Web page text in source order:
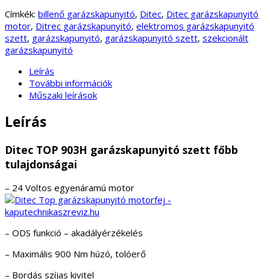
Címkék: billenő garázskapunyitó, Ditec, Ditec garázskapunyitó
motor, Ditrec garázskapunyitó, elektromos garázskapunyitó
szett, garázskapunyitó, garázskapunyitó szett, szekcionált
garázskapunyitó
Leírás
További információk
Műszaki leírások
Leírás
Ditec TOP 903H garázskapunyitó szett főbb
tulajdonságai
– 24 Voltos egyenáramú motor
– ODS funkció – akadályérzékelés
– Maximális 900 Nm húzó, tolóerő
– Bordás szíjas kivitel